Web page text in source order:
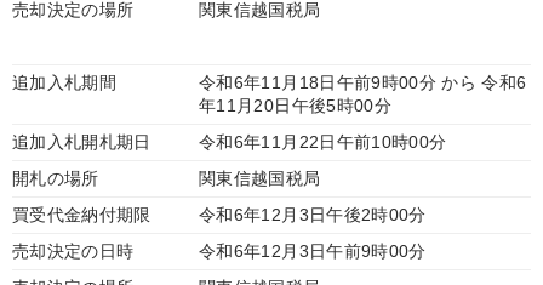
売却決定の場所
関東信越国税局
追加入札期間
令和6年11月18日午前9時00分 から 令和6
年11月20日午後5時00分
追加入札開札期日
令和6年11月22日午前10時00分
開札の場所
関東信越国税局
買受代金納付期限
令和6年12月3日午後2時00分
売却決定の日時
令和6年12月3日午前9時00分